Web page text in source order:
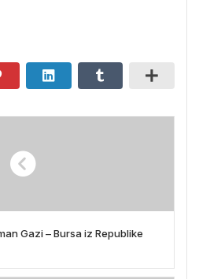
Gazi – Bursa iz Republike